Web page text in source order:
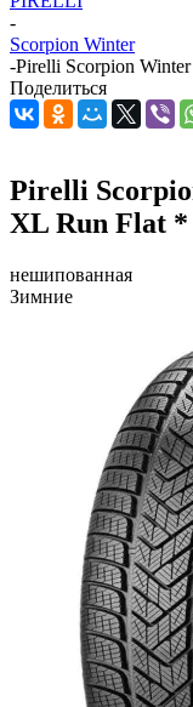
-
Scorpion Winter
-Pirelli Scorpion
Поделиться
Pirelli
XL Run Flat *
нешипованная
Зимние